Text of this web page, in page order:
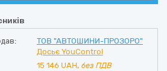
ТОВ "АВТОШИНИ-ПРОЗОРО"
Досьє YouControl
15 146 UAH, без ПДВ